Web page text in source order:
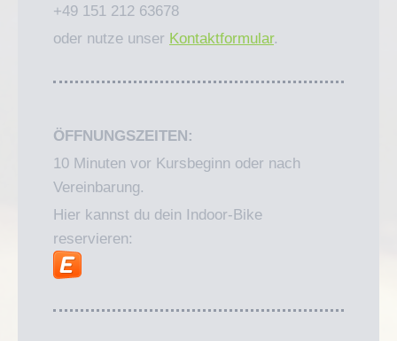
+49 151 212 63678
oder nutze unser Kontaktformular.
ÖFFNUNGSZEITEN:
10 Minuten vor Kursbeginn oder nach
Vereinbarung.
Hier kannst du dein Indoor-Bike
reservieren: